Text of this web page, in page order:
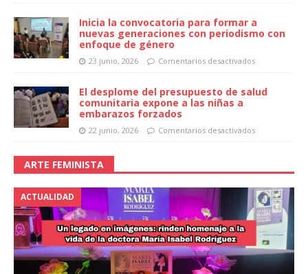
Inicia la convocatoria para formar a
nuevas generaciones con periodismo con
enfoque de género
23 junio, 2026 Comentarios desactivados
El desplome del presupuesto de salud
comunitaria expone a las niñas a
embarazos forzados
22 junio, 2026 Comentarios desactivados
ARTE FEMINISTA
ACTUALIDAD